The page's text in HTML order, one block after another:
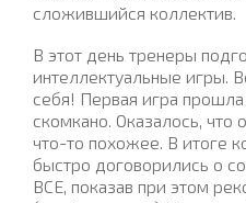
сложившийся коллектив.
В этот день тренеры
интеллектуальные игры.
себя! Первая игра
скомкано. Оказалось, что
что-то похожее. В итоге
быстро договорились о
ВСЕ, показав при этом